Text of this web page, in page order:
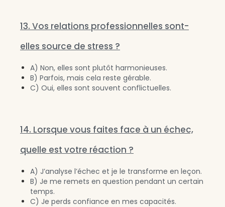
13. Vos relations professionnelles sont-
elles source de stress ?
A) Non, elles sont plutôt harmonieuses.
B) Parfois, mais cela reste gérable.
C) Oui, elles sont souvent conflictuelles.
14. Lorsque vous faites face à un échec,
quelle est votre réaction ?
A) J’analyse l’échec et je le transforme en leçon.
B) Je me remets en question pendant un certain
temps.
C) Je perds confiance en mes capacités.